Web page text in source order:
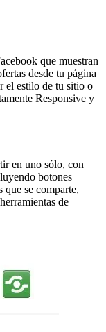
que muestran
desde tu página
el estilo de tu sitio o
Responsive y
en uno sólo, con
botones
que se comparte,
de